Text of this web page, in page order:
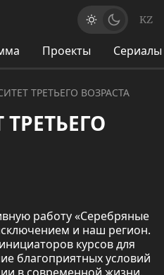
KZ
Проекты Сериалы
ТРЕТЬЕГО ВОЗРАСТА
работу «Серебряные
и наш регион.
курсов для
благоприятных условий